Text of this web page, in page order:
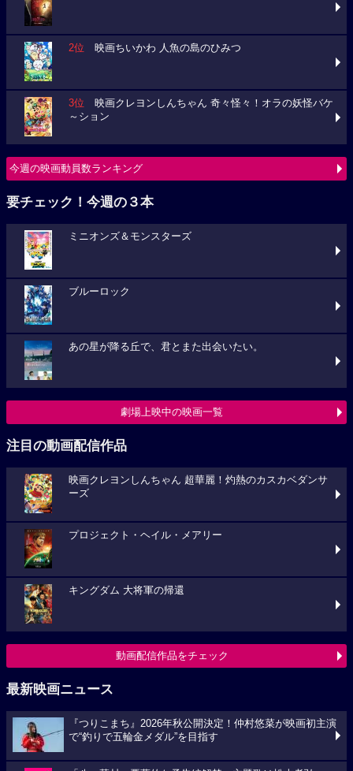
2位 映画ちいかわ 人魚の島のひみつ
3位 映画クレヨンしんちゃん 奇々怪々！オラの妖怪バケ
～ション
今週の映画動員数ランキング
要チェック！今週の３本
ミニオンズ＆モンスターズ
ブルーロック
あの星が降る丘で、君とまた出会いたい。
劇場上映中の映画一覧
注目の動画配信作品
映画クレヨンしんちゃん 超華麗！灼熱のカスカベダンサ
ーズ
プロジェクト・ヘイル・メアリー
キングダム 大将軍の帰還
動画配信作品をチェック
最新映画ニュース
『つりこまち』2026年秋公開決定！仲村悠菜が映画初主演
で“釣りで五輪金メダル”を目指す